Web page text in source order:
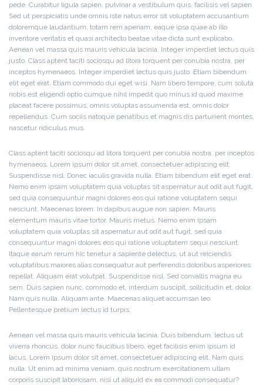
pede. Curabitur ligula sapien, pulvinar a vestibulum quis, facilisis vel sapien.
Sed ut perspiciatis unde omnis iste natus error sit voluptatem accusantium
doloremque laudantium, totam rem aperiam, eaque ipsa quae ab illo
inventore veritatis et quasi architecto beatae vitae dicta sunt explicabo.
Aenean vel massa quis mauris vehicula lacinia. Integer imperdiet lectus quis
justo. Class aptent taciti sociosqu ad litora torquent per conubia nostra, per
inceptos hymenaeos. Integer imperdiet lectus quis justo. Etiam bibendum
elit eget erat. Etiam commodo dui eget wisi. Nam libero tempore, cum soluta
nobis est eligendi optio cumque nihil impedit quo minus id quod maxime
placeat facere possimus, omnis voluptas assumenda est, omnis dolor
repellendus. Cum sociis natoque penatibus et magnis dis parturient montes,
nascetur ridiculus mus.
Class aptent taciti sociosqu ad litora torquent per conubia nostra, per inceptos
hymenaeos. Lorem ipsum dolor sit amet, consectetuer adipiscing elit.
Suspendisse nisl. Donec iaculis gravida nulla. Etiam bibendum elit eget erat.
Nemo enim ipsam voluptatem quia voluptas sit aspernatur aut odit aut fugit,
sed quia consequuntur magni dolores eos qui ratione voluptatem sequi
nesciunt. Maecenas lorem. In dapibus augue non sapien. Mauris
elementum mauris vitae tortor. Mauris metus. Nemo enim ipsam
voluptatem quia voluptas sit aspernatur aut odit aut fugit, sed quia
consequuntur magni dolores eos qui ratione voluptatem sequi nesciunt.
Itaque earum rerum hic tenetur a sapiente delectus, ut aut reiciendis
voluptatibus maiores alias consequatur aut perferendis doloribus asperiores
repellat. Aliquam erat volutpat. Suspendisse nisl. Sed convallis magna eu
sem. Duis sapien nunc, commodo et, interdum suscipit, sollicitudin et, dolor.
Nam quis nulla. Aliquam ante. Maecenas aliquet accumsan leo.
Pellentesque pretium lectus id turpis.
Aenean vel massa quis mauris vehicula lacinia. Duis bibendum, lectus ut
viverra rhoncus, dolor nunc faucibus libero, eget facilisis enim ipsum id
lacus. Lorem ipsum dolor sit amet, consectetuer adipiscing elit. Nam quis
nulla. Ut enim ad minima veniam, quis nostrum exercitationem ullam
corporis suscipit laboriosam, nisi ut aliquid ex ea commodi consequatur?